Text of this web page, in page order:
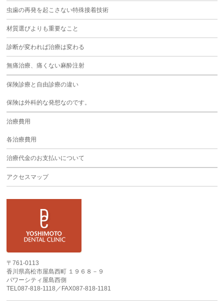
虫歯の再発を起こさない特殊接着技術
材質選びよりも重要なこと
診断が変われば治療は変わる
無痛治療、痛くない麻酔注射
保険診療と自由診療の違い
保険は外科的な発想なのです。
治療費用
各治療費用
治療代金のお支払いについて
アクセスマップ
〒761-0113
香川県高松市屋島西町 １９６８－９
パワーシティ屋島西側
TEL087-818-1118／FAX087-818-1181